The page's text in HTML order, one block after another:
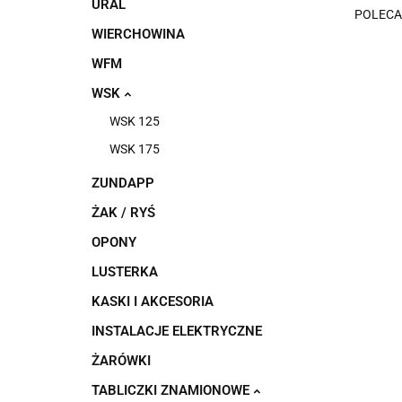
URAL
WIERCHOWINA
WFM
WSK
WSK 125
WSK 175
ZUNDAPP
ŻAK / RYŚ
OPONY
LUSTERKA
KASKI I AKCESORIA
INSTALACJE ELEKTRYCZNE
ŻARÓWKI
TABLICZKI ZNAMIONOWE